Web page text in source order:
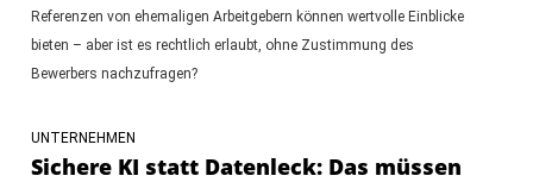
Referenzen von ehemaligen Arbeitgebern können wertvolle Einblicke
bieten – aber ist es rechtlich erlaubt, ohne Zustimmung des
Bewerbers nachzufragen?
UNTERNEHMEN
Sichere KI statt Datenleck: Das müssen